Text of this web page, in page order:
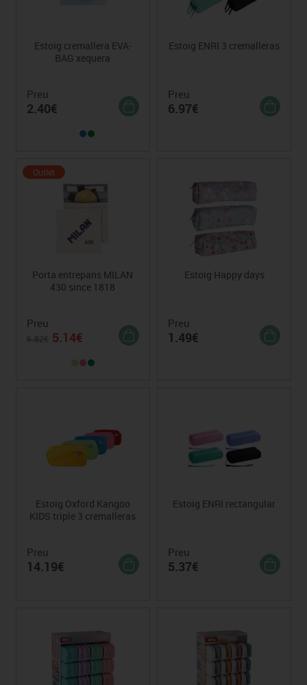
Estoig cremallera EVA-
BAG xequera
Preu
2.40€
Estoig ENRI 3 cremalleras
Preu
6.97€
Outlet
Porta entrepans MILAN
430 since 1818
Preu
5.14€
Estoig Happy days
Preu
1.49€
Estoig Oxford Kangoo
KIDS triple 3 cremalleras
Preu
14.19€
Estoig ENRI rectangular
Preu
5.37€